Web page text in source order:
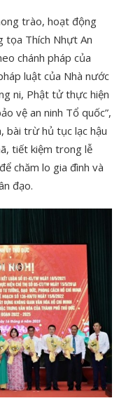
trào, hoạt động
tọa Thích Nhựt An
chánh pháp của
luật của Nhà nước
ni, Phật tử thực hiện
vệ an ninh Tổ quốc”,
bài trừ hủ tục lạc hậu
tiết kiệm trong lễ
chăm lo gia đình và
đạo.